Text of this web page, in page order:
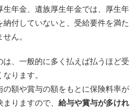
生年金、遺族厚生年金では、厚生年
付していないと、受給要件を満た
ん。
は、一般的に多く払えば払うほど受
ります。
の額や賞与の額をもとに保険料率が
りますので、 給与や賞与が多けれ